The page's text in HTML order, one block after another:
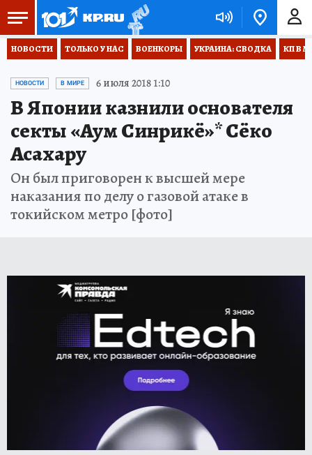
НОВОСТИ ТОЛЬКО У НАС ВОЕНКОРЫ УКРАИНА: СВОДКА КП В
НОВОСТИ В МИРЕ 6 июля 2018 1:10
В Японии казнили основателя
секты «Аум Синрикё»* Сёко
Асахару
Он был приговорен к высшей мере
наказания по делу о газовой атаке в
токийском метро [фото]